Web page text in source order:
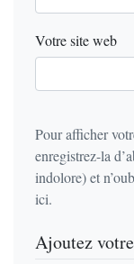
Votre site web
Pour afficher
enregistrez-la
indolore) et
ici.
Ajoutez